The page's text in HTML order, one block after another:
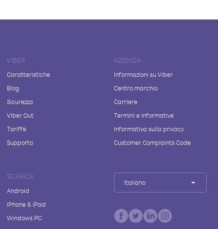
VIBER
Caratteristiche
Blog
Sicurezza
Viber Out
Tariffe
Supporto
AZIENDA
Informazioni su Viber
Centro marchio
Carriere
Termini e informative
Informativa sulla privacy
Customer Complaints Code
SCARICA
Android
iPhone & iPad
Windows PC
Italiano